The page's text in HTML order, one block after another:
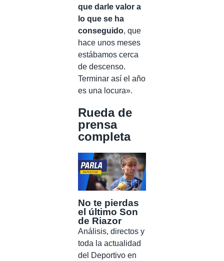
que darle valor a
lo que se ha
conseguido, que
hace unos meses
estábamos cerca
de descenso.
Terminar así el año
es una locura».
Rueda de
prensa
completa
No te pierdas
el último Son
de Riazor
Análisis, directos y
toda la actualidad
del Deportivo en